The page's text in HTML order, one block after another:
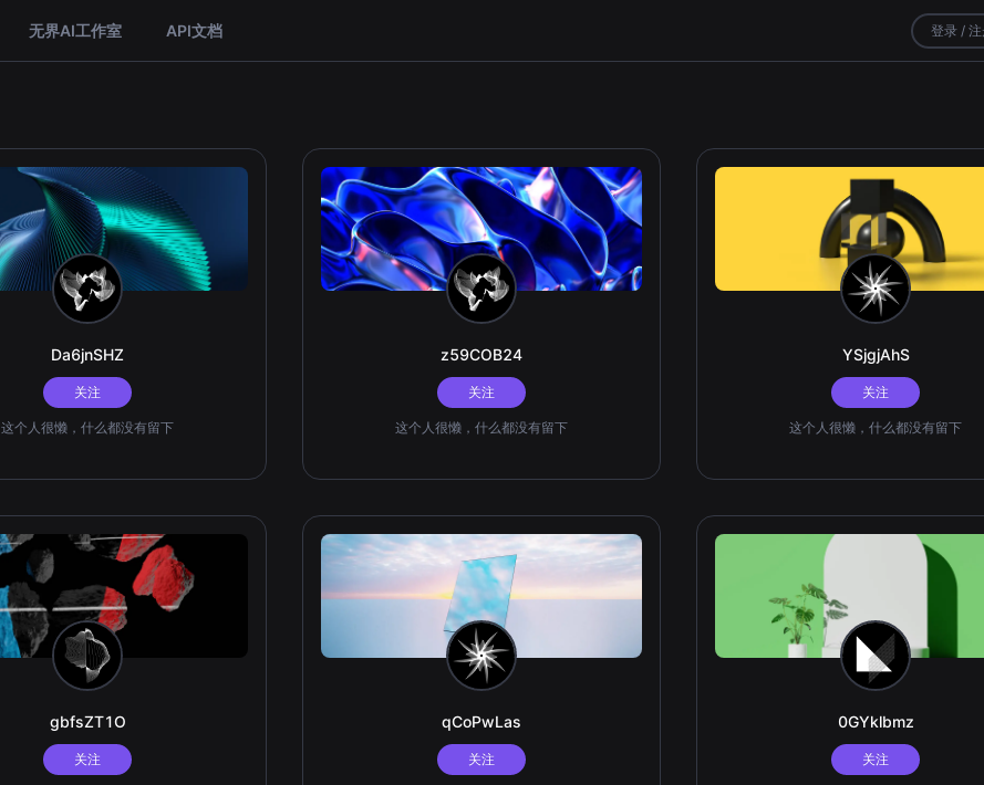
无界AI工作室 API文档 登录 /
Da6jnSHZ
关注
这个人很懒，什么都没有留下
z59COB24
关注
这个人很懒，什么都没有留下
YSjgjAhS
关注
这个人很懒，什么都没有留下
gbfsZT1O
关注
qCoPwLas
关注
0GYklbmz
关注